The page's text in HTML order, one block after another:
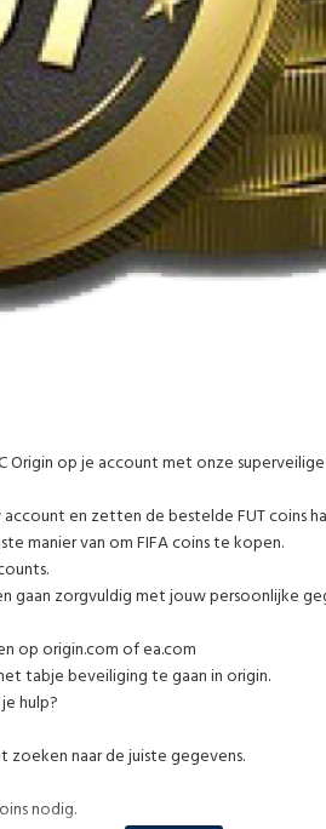
Origin op je account met onze
en zetten de bestelde FUT coins
manier van om FIFA coins te kopen.
gaan zorgvuldig met jouw persoonlijke
op origin.com of ea.com
tabje beveiliging te gaan in origin.
hulp?
zoeken naar de juiste gegevens.
nodig.